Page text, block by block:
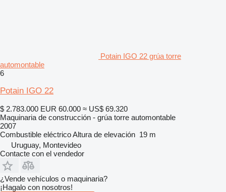
Potain IGO 22 grúa torre
automontable
6
Potain IGO 22
$ 2.783.000 EUR 60.000 ≈ US$ 69.320
Maquinaria de construcción - grúa torre automontable
2007
Combustible eléctricoAltura de elevación 19 m
Uruguay, Montevideo
Contacte con el vendedor
¿Vende vehículos o maquinaria?
¡Hagalo con nosotros!